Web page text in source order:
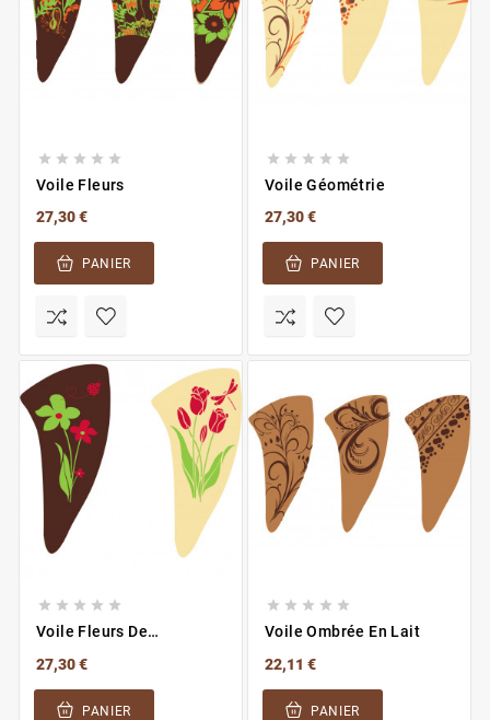
    
Voile Fleurs
27,30 €
PANIER
    
Voile Géométrie
27,30 €
PANIER
    
Voile Fleurs De
27,30 €
PANIER
    
Voile Ombrée En Lait
22,11 €
PANIER